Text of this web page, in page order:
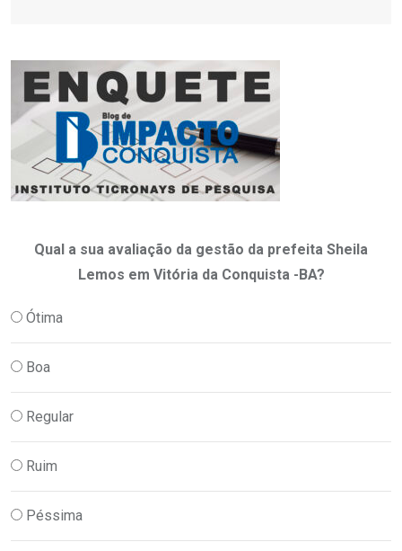
Qual a sua avaliação da gestão da prefeita Sheila
Lemos em Vitória da Conquista -BA?
Ótima
Boa
Regular
Ruim
Péssima